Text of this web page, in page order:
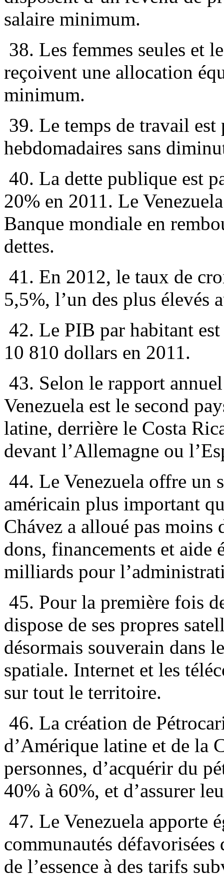
salaire minimum.
38. Les femmes seules et
reçoivent une allocation
minimum.
39. Le temps de travail est
hebdomadaires sans
40. La dette publique est
20% en 2011. Le
Banque mondiale en
dettes.
41. En 2012, le taux de
5,5%, l’un des plus élevés
42. Le PIB par habitant
10 810 dollars en 2011.
43. Selon le rapport
Venezuela est le second
latine, derrière le Costa
devant l’Allemagne ou
44. Le Venezuela offre un
américain plus important
Chávez a alloué pas
dons, financements et aide
milliards pour
45. Pour la première fois
dispose de ses propres
désormais souverain dans
spatiale. Internet et les
sur tout le territoire.
46. La création de
d’Amérique latine et de la
personnes, d’acquérir du
40% à 60%, et d’assurer
47. Le Venezuela apporte
communautés
de l’essence à des tarifs